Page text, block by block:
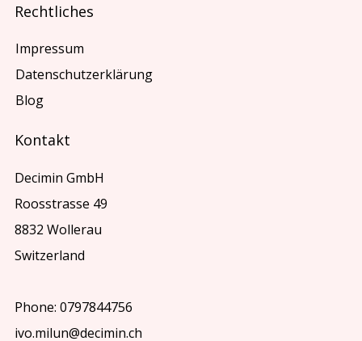
Kontakt
Decimin GmbH
Roosstrasse 49
8832 Wollerau
Switzerland
Phone: 0797844756
ivo.milun@decimin.ch
Rechtliches
Impressum
Datenschutzerklärung
Blog